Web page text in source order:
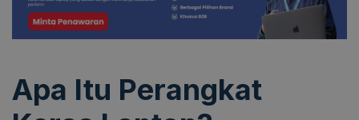
Apa Itu Perangkat